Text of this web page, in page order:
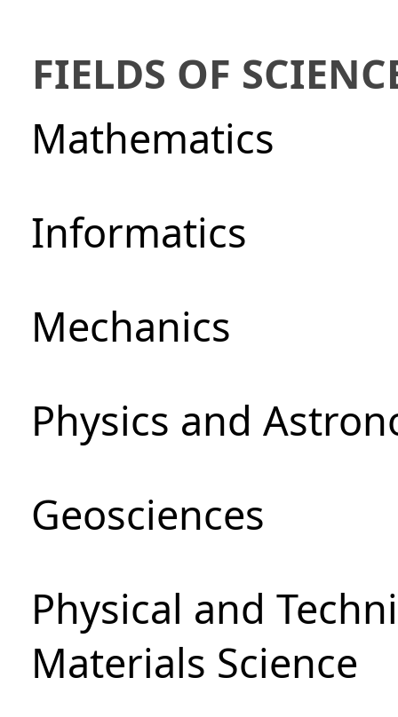
FIELDS OF
Mathematics
Informatics
Mechanics
Physics and
Geosciences
Physical and
Materials Science